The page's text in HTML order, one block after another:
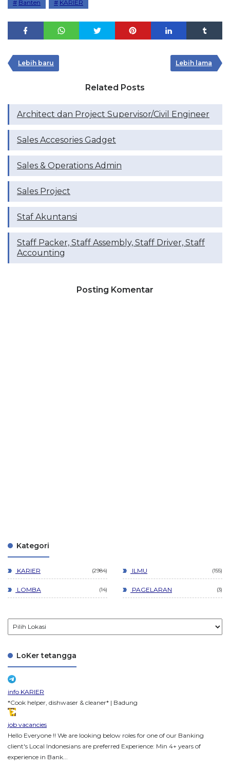
Banten KARIER
Lebih baru Lebih lama
Related Posts
Architect dan Project Supervisor/Civil Engineer
Sales Accesories Gadget
Sales & Operations Admin
Sales Project
Staf Akuntansi
Staff Packer, Staff Assembly, Staff Driver, Staff
Accounting
Posting Komentar
Kategori
KARIER 2984 ILMU 155
LOMBA 14 PAGELARAN 3
LoKer tetangga
info KARIER
*Cook helper, dishwaser & cleaner* | Badung
job vacancies
Hello Everyone !! We are looking below roles for one of our Banking
client's Local Indonesians are preferred Experience: Min 4+ years of
experience in Bank...